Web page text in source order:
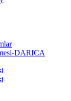
DARICA